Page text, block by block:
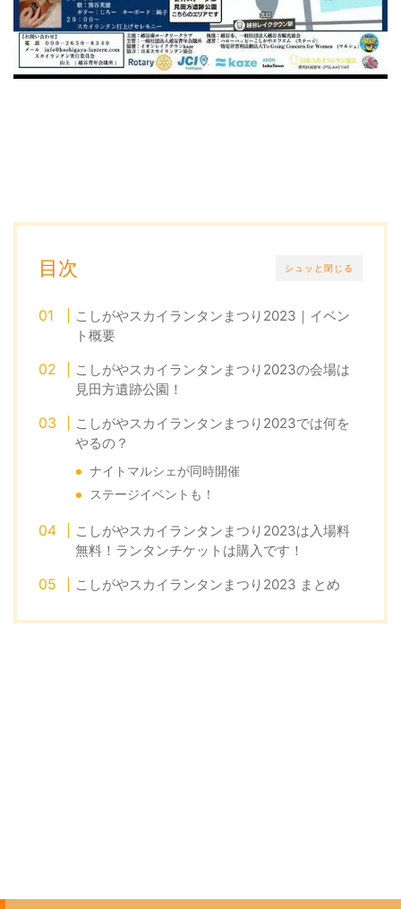
シュッと閉じる
目次
こしがやスカイランタンまつり2023｜イベン
ト概要
こしがやスカイランタンまつり2023の会場は
見田方遺跡公園！
こしがやスカイランタンまつり2023では何を
やるの？
ナイトマルシェが同時開催
ステージイベントも！
こしがやスカイランタンまつり2023は入場料
無料！ランタンチケットは購入です！
こしがやスカイランタンまつり2023 まとめ